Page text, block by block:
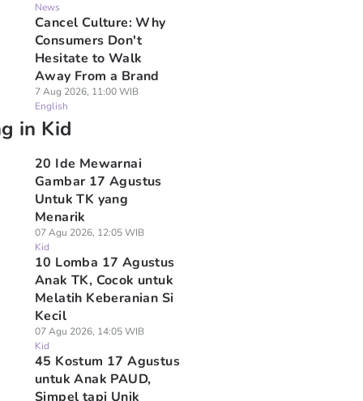
News
Cancel Culture: Why
Consumers Don't
Hesitate to Walk
Away From a Brand
7 Aug 2026, 11:00 WIB
English
in Kid
20 Ide Mewarnai
Gambar 17 Agustus
Untuk TK yang
Menarik
07 Agu 2026, 12:05 WIB
Kid
10 Lomba 17 Agustus
Anak TK, Cocok untuk
Melatih Keberanian Si
Kecil
07 Agu 2026, 14:05 WIB
Kid
45 Kostum 17 Agustus
untuk Anak PAUD,
Simpel tapi Unik